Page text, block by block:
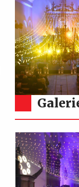
Kolędowanie